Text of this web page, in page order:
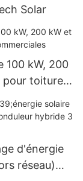
Solar
100 kW, 200
pour toitures
d'énergie
réseau)